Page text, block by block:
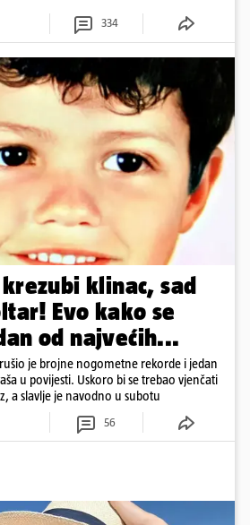
334
krezubi klinac, sad
Evo kako se
od najvećih...
je brojne nogometne rekorde i jedan
u povijesti. Uskoro bi se trebao vjenčati
a slavlje je navodno u subotu
56